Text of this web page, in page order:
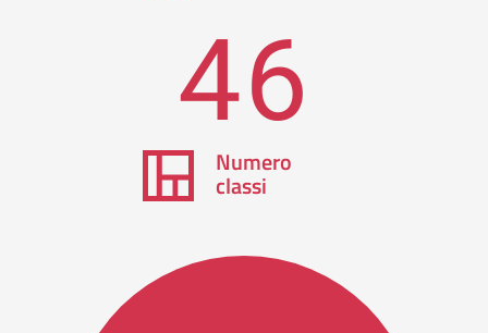
46
Numero
classi